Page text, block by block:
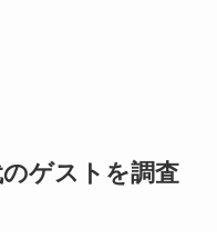
ゲストを調査